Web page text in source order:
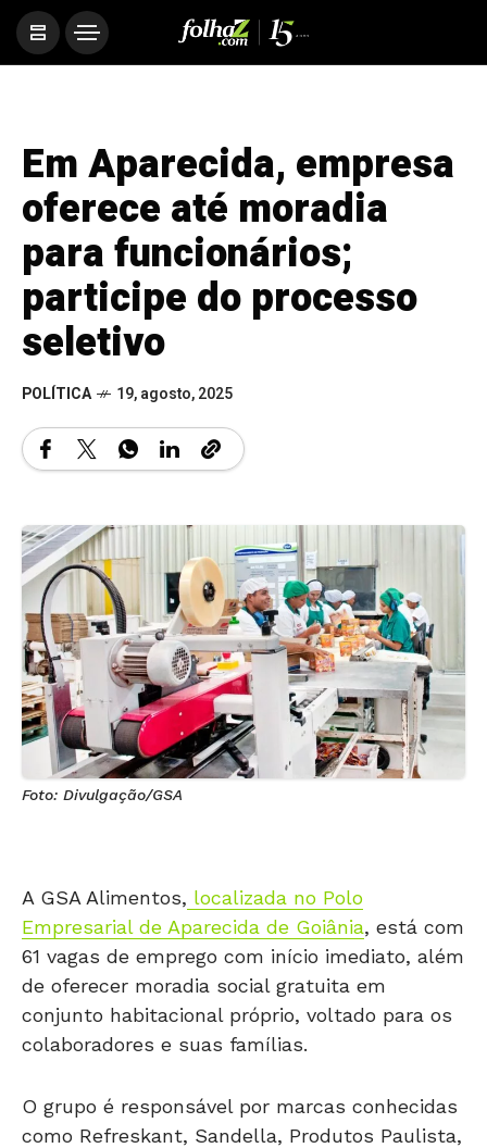
Em Aparecida, empresa
oferece até moradia
para funcionários;
participe do processo
seletivo
POLÍTICA 19, agosto, 2025
Foto: Divulgação/GSA
A GSA Alimentos, localizada no Polo
Empresarial de Aparecida de Goiânia, está com
61 vagas de emprego com início imediato, além
de oferecer moradia social gratuita em
conjunto habitacional próprio, voltado para os
colaboradores e suas famílias.
O grupo é responsável por marcas conhecidas
como Refreskant, Sandella, Produtos Paulista,